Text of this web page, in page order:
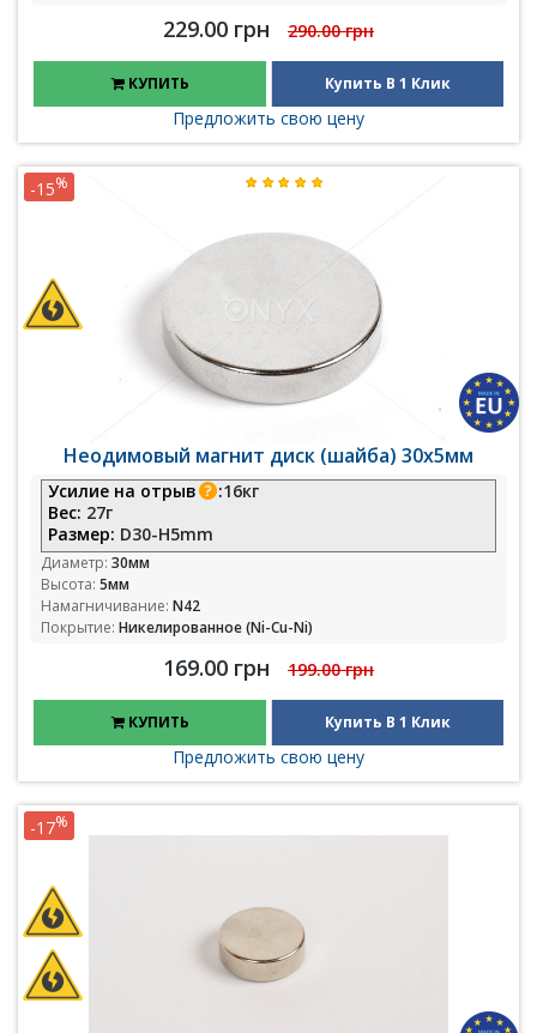
229.00 грн 290.00 грн
КУПИТЬ Купить В 1 Клик
Предложить свою цену
Неодимовый магнит диск (шайба) 30х5мм
Усилие на отрыв :16кг
Вес: 27г
Размер: D30-H5mm
Диаметр: 30мм
Высота: 5мм
Намагничивание: N42
Покрытие: Никелированное (Ni-Cu-Ni)
169.00 грн 199.00 грн
-15%
КУПИТЬ Купить В 1 Клик
Предложить свою цену
-17%